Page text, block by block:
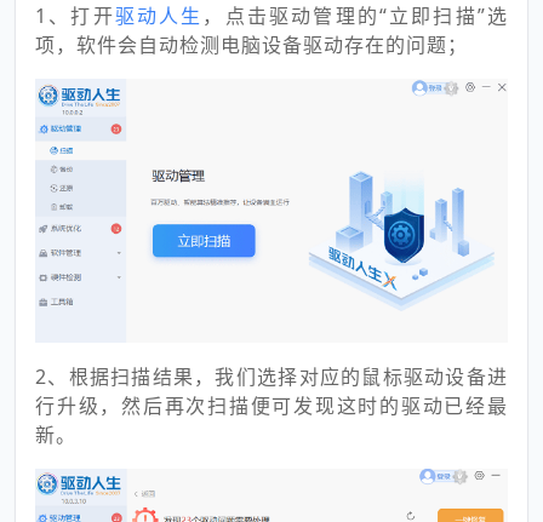
1、打开驱动人生 ，点击驱动管理的“立即扫描”选
项，软件会自动检测电脑设备驱动存在的问题；
2、根据扫描结果，我们选择对应的鼠标驱动设备进
行升级，然后再次扫描便可发现这时的驱动已经最
新。